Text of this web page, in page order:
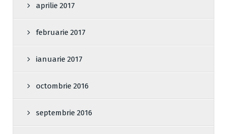
aprilie 2017
februarie 2017
ianuarie 2017
octombrie 2016
septembrie 2016